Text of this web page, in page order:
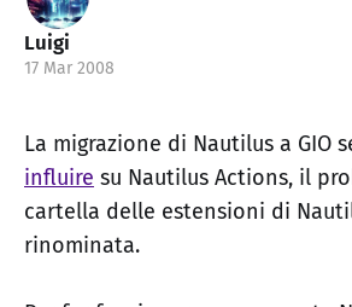
Luigi
17 Mar 2008
La migrazione di Nautilus a GIO
influire su Nautilus Actions, il
cartella delle estensioni di
rinominata.